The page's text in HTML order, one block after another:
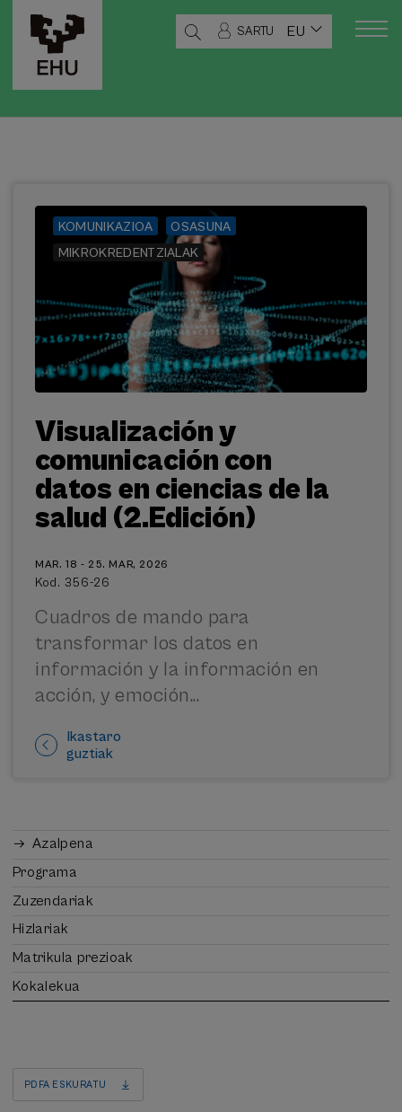
SARTU EU
KOMUNIKAZIOA
OSASUNA
MIKROKREDENTZIALAK
Visualización y
comunicación con
datos en ciencias de la
salud (2.Edición)
MAR. 18 - 25. MAR, 2026
Kod. 356-26
Cuadros de mando para
transformar los datos en
información y la información en
acción, y emoción...
Ikastaro
guztiak
Azalpena
Programa
Zuzendariak
Hizlariak
Matrikula prezioak
Kokalekua
PDFA ESKURATU